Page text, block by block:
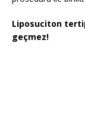
Liposuciton
geçmez!